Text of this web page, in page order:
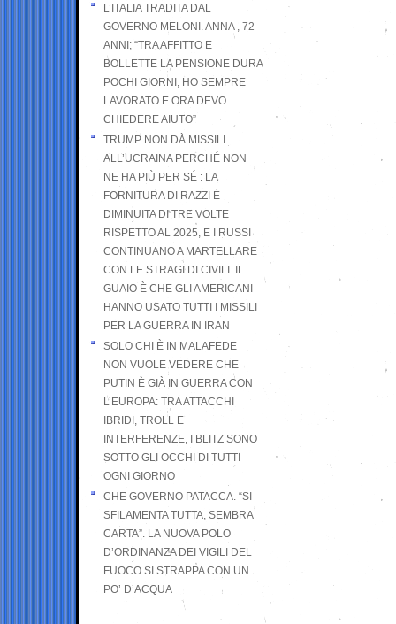
L’ITALIA TRADITA DAL
GOVERNO MELONI. ANNA , 72
ANNI; “TRA AFFITTO E
BOLLETTE LA PENSIONE DURA
POCHI GIORNI, HO SEMPRE
LAVORATO E ORA DEVO
CHIEDERE AIUTO”
TRUMP NON DÀ MISSILI
ALL’UCRAINA PERCHÉ NON
NE HA PIÙ PER SÉ : LA
FORNITURA DI RAZZI È
DIMINUITA DI TRE VOLTE
RISPETTO AL 2025, E I RUSSI
CONTINUANO A MARTELLARE
CON LE STRAGI DI CIVILI. IL
GUAIO È CHE GLI AMERICANI
HANNO USATO TUTTI I MISSILI
PER LA GUERRA IN IRAN
SOLO CHI È IN MALAFEDE
NON VUOLE VEDERE CHE
PUTIN È GIÀ IN GUERRA CON
L’EUROPA: TRA ATTACCHI
IBRIDI, TROLL E
INTERFERENZE, I BLITZ SONO
SOTTO GLI OCCHI DI TUTTI
OGNI GIORNO
CHE GOVERNO PATACCA. “SI
SFILAMENTA TUTTA, SEMBRA
CARTA”. LA NUOVA POLO
D’ORDINANZA DEI VIGILI DEL
FUOCO SI STRAPPA CON UN
PO’ D’ACQUA